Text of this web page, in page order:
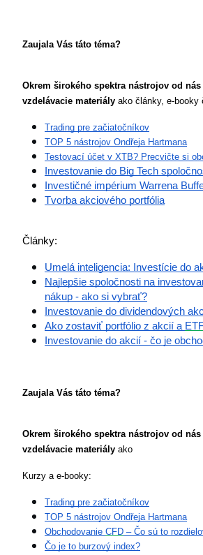
Zaujala Vás táto téma?
Okrem širokého spektra nástrojov od nás
vzdelávacie materiály ako články, e-booky
Trading pre začiatočníkov
TOP 5 nástrojov Ondřeja Hartmana
Testovací účet v XTB? Precvičte si
Investovanie do Big Tech
Investičné impérium Warrena
Tvorba akciového portfólia
Články:
Umelá inteligencia: Investície do
Najlepšie spoločnosti na
nákup - ako si vybrať?
Investovanie do dividendových
Ako zostaviť portfólio z akcií a
Investovanie do akcií - čo je
Zaujala Vás táto téma?
Okrem širokého spektra nástrojov od nás
vzdelávacie materiály ako
Kurzy a e-booky:
Trading pre začiatočníkov
TOP 5 nástrojov Ondřeja Hartmana
Obchodovanie CFD – Čo sú to
Čo je to burzový index?